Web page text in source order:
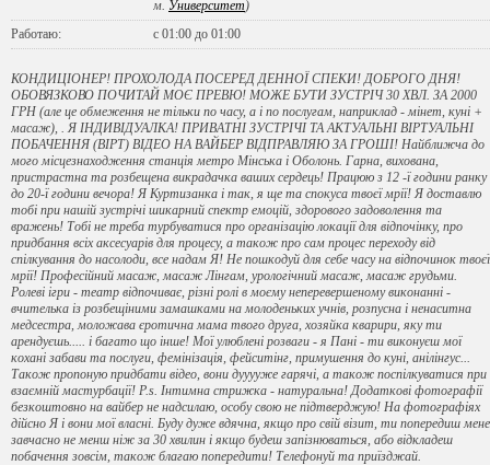
м. Университет)
Работаю:
с 01:00 до 01:00
КОНДИЦІОНЕР! ПРОХОЛОДА ПОСЕРЕД ДЕННОЇ СПЕКИ! ДОБРОГО ДНЯ!
ОБОВЯЗКОВО ПОЧИТАЙ МОЄ ПРЕВЮ! МОЖЕ БУТИ ЗУСТРІЧ 30 ХВЛ. ЗА 2000
ГРН (але це обмеження не тільки по часу, а і по послугам, наприклад - мінет, куні +
масаж), . Я ІНДИВІДУАЛКА! ПРИВАТНІ ЗУСТРІЧІ ТА АКТУАЛЬНІ ВІРТУАЛЬНІ
ПОБАЧЕННЯ (ВІРТ) ВІДЕО НА ВАЙБЕР ВІДПРАВЛЯЮ ЗА ГРОШІ! Найближча до
мого місцезнаходження станція метро Мінська і Оболонь. Гарна, вихована,
пристрастна та розбещена викрадачка ваших сердець! Працюю з 12 -ї години ранку
до 20-ї години вечора! Я Куртизанка і так, я ще та спокуса твоєї мрії! Я доставлю
тобі при нашій зустрічі шикарний спектр емоцій, здорового задоволення та
вражень! Тобі не треба турбуватися про організацію локації для відпочінку, про
придбання всіх аксесуарів для процесу, а також про сам процес переходу від
спілкування до насолоди, все надам Я! Не пошкодуй для себе часу на відпочинок твоєї
мрії! Професійний масаж, масаж Лінгам, урологічний масаж, масаж грудьми.
Ролеві ігри - театр відпочиває, різні ролі в моєму неперевершеному виконанні -
вчителька із розбещіними замашками на молоденьких учнів, розпусна і ненаситна
медсестра, моложава єротична мама твого друга, хозяйка кварири, яку ти
арендуєшь..... і багато що інше! Мої улюблені розваги - я Пані - ти виконуєш мої
кохані забави та послуги, фемінізація, фейситінг, примушення до куні, анілінгус...
Також пропоную придбати відео, вони дууууже гарячі, а також поспілкуватися при
взаємній мастурбації! Р.s. Інтимна стрижка - натуральна! Додаткові фотографії
безкоштовно на вайбер не надсилаю, особу свою не підтверджую! На фотографіях
дійсно Я і вони мої власні. Буду дуже вдячна, якщо про свій візит, ти попередиш мене
завчасно не менш ніж за 30 хвилин і якщо будеш запізнюваться, або відкладеш
побачення зовсім, також благаю попередити! Телефонуй та приїзджай.